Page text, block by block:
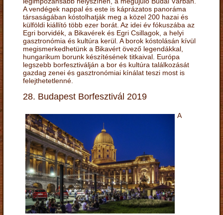
A vendégek nappal és este is káprázatos panoráma
társaságában kóstolhatják meg a közel 200 hazai és
külföldi kiállító több ezer borát. Az idei év fókuszába az
Egri borvidék, a Bikavérek és Egri Csillagok, a helyi
gasztronómia és kultúra kerül. A borok kóstolásán kívül
megismerkedhetünk a Bikavért övező legendákkal,
hungarikum borunk készítésének titkaival. Európa
legszebb borfesztiválján a bor és kultúra találkozását
gazdag zenei és gasztronómiai kínálat teszi most is
felejthetetlenné.
28. Budapest Borfesztivál 2019
A